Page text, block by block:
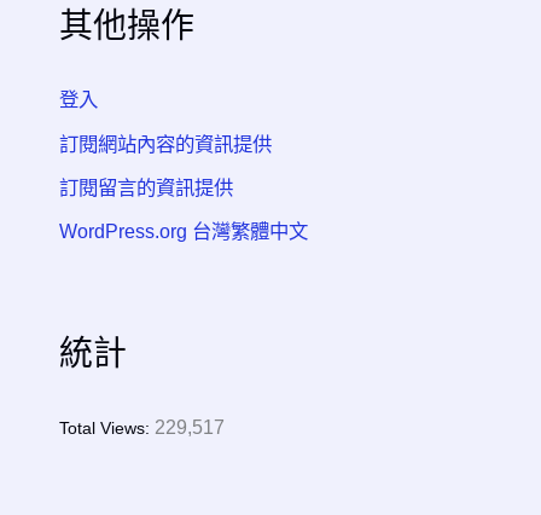
其他操作
登入
訂閱網站內容的資訊提供
訂閱留言的資訊提供
WordPress.org 台灣繁體中文
統計
Total Views: 229,517